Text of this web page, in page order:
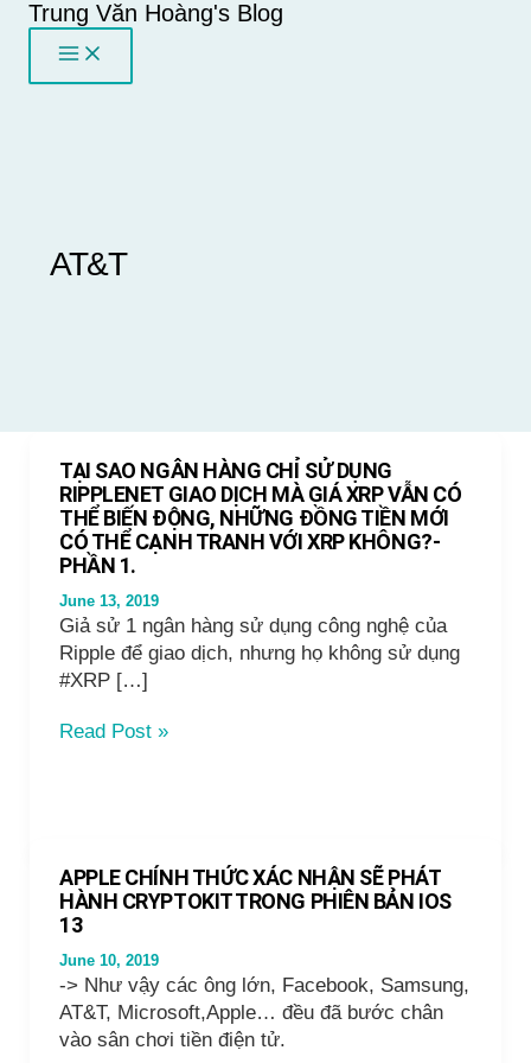
SkipTrung Văn Hoàng's Blog
AT&T
TẠI SAO NGÂN HÀNG CHỈ SỬ DỤNG
RIPPLENET GIAO DỊCH MÀ GIÁ XRP VẪN CÓ
THỂ BIẾN ĐỘNG, NHỮNG ĐỒNG TIỀN MỚI
CÓ THỂ CẠNH TRANH VỚI XRP KHÔNG?-
PHẦN 1.
June 13, 2019
Giả sử 1 ngân hàng sử dụng công nghệ của
Ripple để giao dịch, nhưng họ không sử dụng
#XRP […]
TẠI
SỬ
DỤNG
RIPPLENET
DỊCH
MÀ
GIÁ
Read Post »
APPLE CHÍNH THỨC XÁC NHẬN SẼ PHÁT
HÀNH CRYPTOKIT TRONG PHIÊN BẢN IOS
13
June 10, 2019
-> Như vậy các ông lớn, Facebook, Samsung,
AT&T, Microsoft,Apple… đều đã bước chân
vào sân chơi tiền điện tử.